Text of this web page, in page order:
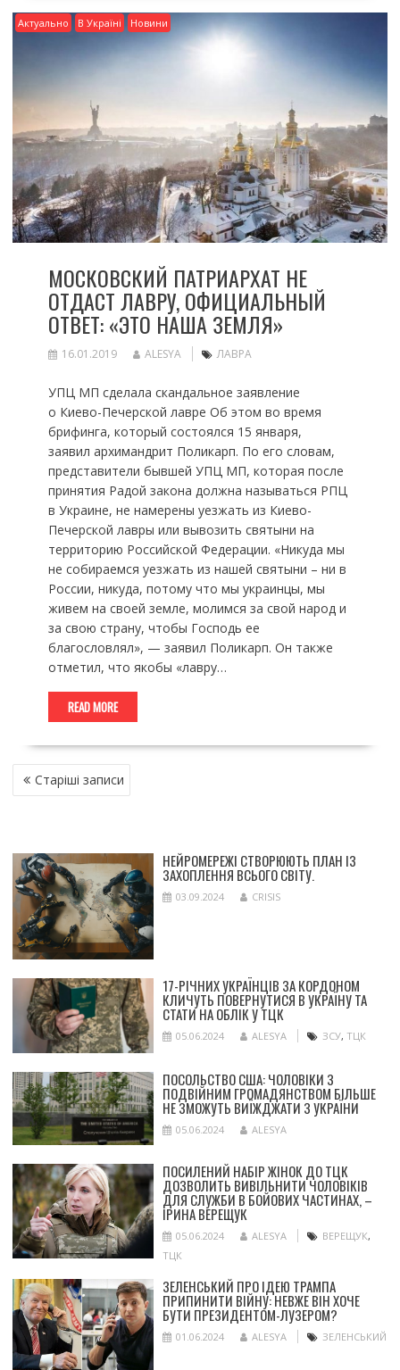
Актуально В Україні Новини
МОСКОВСКИЙ ПАТРИАРХАТ НЕ
ОТДАСТ ЛАВРУ, ОФИЦИАЛЬНЫЙ
ОТВЕТ: «ЭТО НАША ЗЕМЛЯ»
16.01.2019 ALESYA ЛАВРА
УПЦ МП сделала скандальное заявление
о Киево-Печерской лавре Об этом во время
брифинга, который состоялся 15 января,
заявил архимандрит Поликарп. По его словам,
представители бывшей УПЦ МП, которая после
принятия Радой закона должна называться РПЦ
в Украине, не намерены уезжать из Киево-
Печерской лавры или вывозить святыни на
территорию Российской Федерации. «Никуда мы
не собираемся уезжать из нашей святыни – ни в
России, никуда, потому что мы украинцы, мы
живем на своей земле, молимся за свой народ и
за свою страну, чтобы Господь ее
благословлял», — заявил Поликарп. Он также
отметил, что якобы «лавру…
READ MORE
НАВІГАЦІЯ
ЗА Старіші записи
НЕЙРОМЕРЕЖІ СТВОРЮЮТЬ ПЛАН ІЗ
ЗАХОПЛЕННЯ ВСЬОГО СВІТУ.
03.09.2024 CRISIS
17-РІЧНИХ УКРАЇНЦІВ ЗА КОРДОНОМ
КЛИЧУТЬ ПОВЕРНУТИСЯ В УКРАЇНУ ТА
СТАТИ НА ОБЛІК У ТЦК
05.06.2024 ALESYA ЗСУ, ТЦК
ПОСОЛЬСТВО США: ЧОЛОВІКИ З
ПОДВІЙНИМ ГРОМАДЯНСТВОМ БІЛЬШЕ
НЕ ЗМОЖУТЬ ВИЇЖДЖАТИ З УКРАЇНИ
05.06.2024 ALESYA
ПОСИЛЕНИЙ НАБІР ЖІНОК ДО ТЦК
ДОЗВОЛИТЬ ВИВІЛЬНИТИ ЧОЛОВІКІВ
ДЛЯ СЛУЖБИ В БОЙОВИХ ЧАСТИНАХ, –
ІРИНА ВЕРЕЩУК
05.06.2024 ALESYA ВЕРЕЩУК,
ТЦК
ЗЕЛЕНСЬКИЙ ПРО ІДЕЮ ТРАМПА
ПРИПИНИТИ ВІЙНУ: НЕВЖЕ ВІН ХОЧЕ
БУТИ ПРЕЗИДЕНТОМ-ЛУЗЕРОМ?
01.06.2024 ALESYA ЗЕЛЕНСЬКИЙ